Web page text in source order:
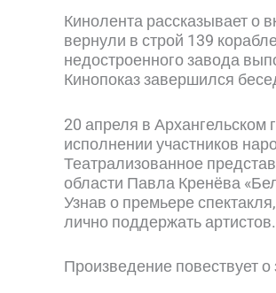
Кинолента рассказывает
вернули в строй 139
недостроенного завода
Кинопоказ завершился
20 апреля в Архангельском
исполнении участников
Театрализованное
области Павла Кренёва
Узнав о премьере
лично поддержать артистов.
Произведение повествует